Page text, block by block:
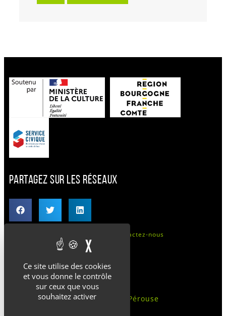
Ce site utilise des cookies
et vous donne le contrôle
sur ceux que vous
souhaitez activer
X
PARTAGEZ SUR LES RÉSEAUX
Contactez-nous
Bâtiment Adrien Durand
Rue Jean-François De La Pérouse